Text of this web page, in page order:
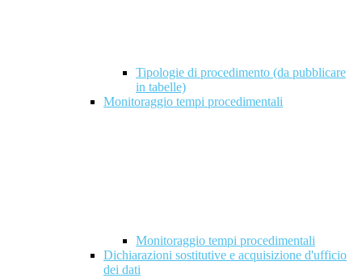
Tipologie di procedimento (da pubblicare
in tabelle)
Monitoraggio tempi procedimentali
Monitoraggio tempi procedimentali
Dichiarazioni sostitutive e acquisizione d'ufficio
dei dati